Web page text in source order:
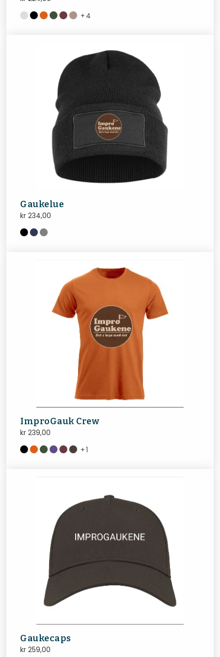
+ 4
Gaukelue
kr 234,00
ImproGauk Crew
kr 239,00
+1
Gaukecaps
kr 259,00